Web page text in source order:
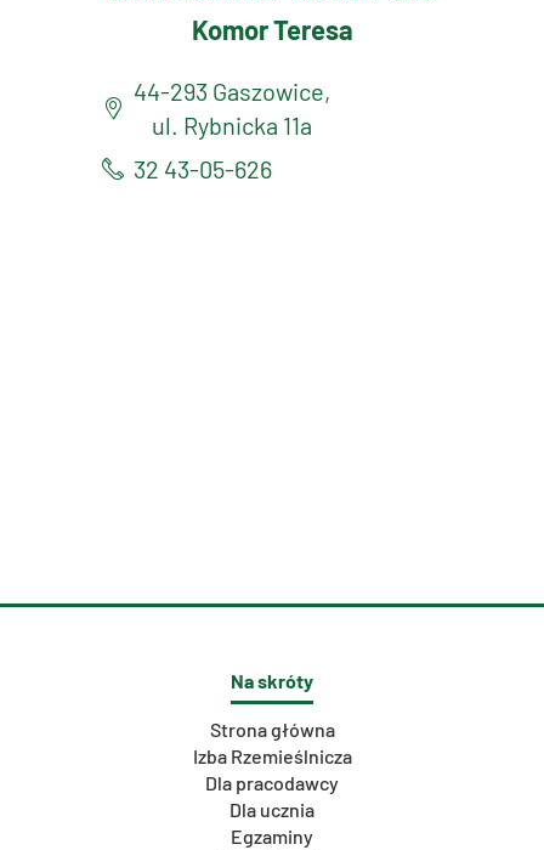
Komor Teresa
44-293 Gaszowice,
ul. Rybnicka 11a
32 43-05-626
Na skróty
Strona główna
Izba Rzemieślnicza
Dla pracodawcy
Dla ucznia
Egzaminy